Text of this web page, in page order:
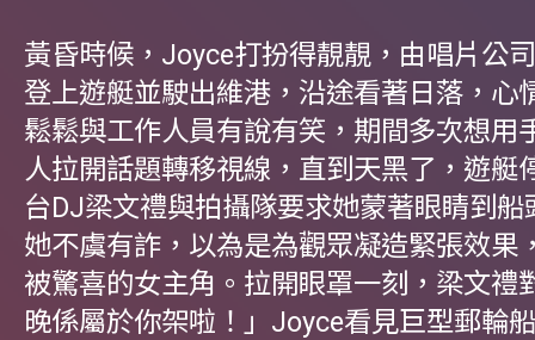
黃昏時候，Joyce打扮得靚靚，由唱片公
登上遊艇並駛出維港，沿途看著日落，心
鬆鬆與工作人員有說有笑，期間多次想用
人拉開話題轉移視線，直到天黑了，遊艇
台DJ梁文禮與拍攝隊要求她蒙著眼睛到船
她不虞有詐，以為是為觀眾凝造緊張效果
被驚喜的女主角。拉開眼罩一刻，梁文禮
晚係屬於你架啦！」Joyce看見巨型郵輪